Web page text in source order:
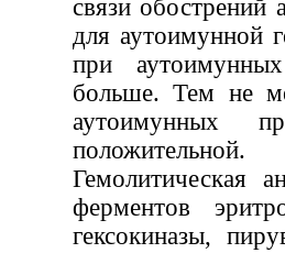
связи обострений
для аутоимунной
при
больше. Тем не
аутоимунных
положительной.
Гемолитическая
ферментов
гексокиназы,